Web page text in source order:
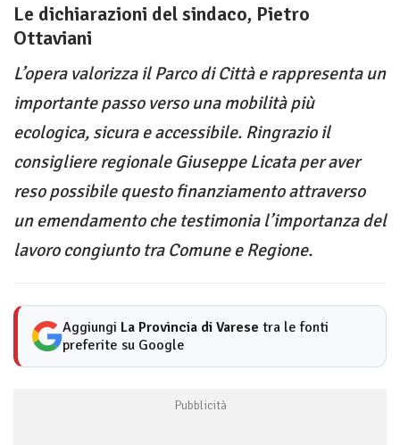
Le dichiarazioni del sindaco, Pietro
Ottaviani
L’opera valorizza il Parco di Città e rappresenta un
importante passo verso una mobilità più
ecologica, sicura e accessibile. Ringrazio il
consigliere regionale Giuseppe Licata per aver
reso possibile questo finanziamento attraverso
un emendamento che testimonia l’importanza del
lavoro congiunto tra Comune e Regione.
Aggiungi La Provincia di Varese tra le fonti
preferite su Google